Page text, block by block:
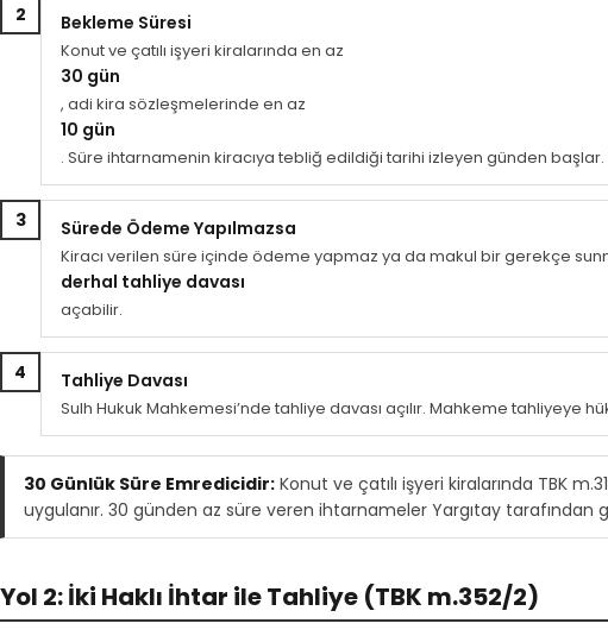
2 Bekleme Süresi
Konut ve çatılı işyeri kiralarında en az
30 gün
, adi kira sözleşmelerinde en az
10 gün
. Süre ihtarnamenin kiracıya tebliğ edildiği tarihi izleyen günden
3 Sürede Ödeme Yapılmazsa
Kiracı verilen süre içinde ödeme yapmaz ya da makul bir gerekçe
derhal tahliye davası
açabilir.
4 Tahliye Davası
Sulh Hukuk Mahkemesi’nde tahliye davası açılır. Mahkeme tahliyeye
30 Günlük Süre Emredicidir: Konut ve çatılı işyeri kiralarında TBK
uygulanır. 30 günden az süre veren ihtarnameler Yargıtay tarafından
Yol 2: İki Haklı İhtar ile Tahliye (TBK m.352/2)